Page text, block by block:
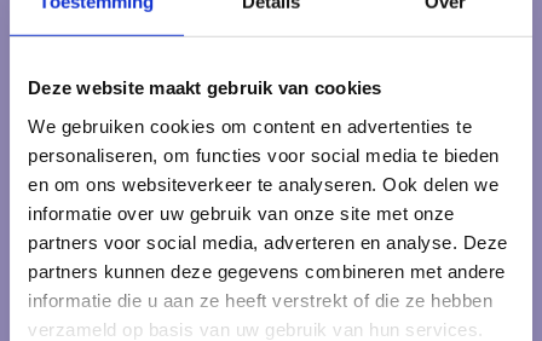
Deze website maakt gebruik van cookies
We gebruiken cookies om content en advertenties te
personaliseren, om functies voor social media te bieden
en om ons websiteverkeer te analyseren. Ook delen we
informatie over uw gebruik van onze site met onze
partners voor social media, adverteren en analyse. Deze
partners kunnen deze gegevens combineren met andere
informatie die u aan ze heeft verstrekt of die ze hebben
verzameld op basis van uw gebruik van hun services.
Klantenservice
Veelgestelde vragen
Kraamcadeau Online.nl
Onderdeel van Het pakketje.nl